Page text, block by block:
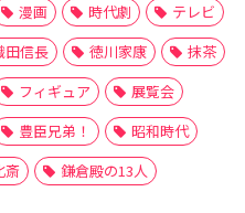
漫画 時代劇
テレビ
田信長 徳川家康
抹茶
フィギュア
展覧会
豊臣兄弟！
昭和時代
斎 鎌倉殿の13人